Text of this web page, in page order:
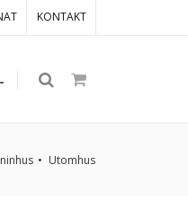
KONTAKT
Utomhus